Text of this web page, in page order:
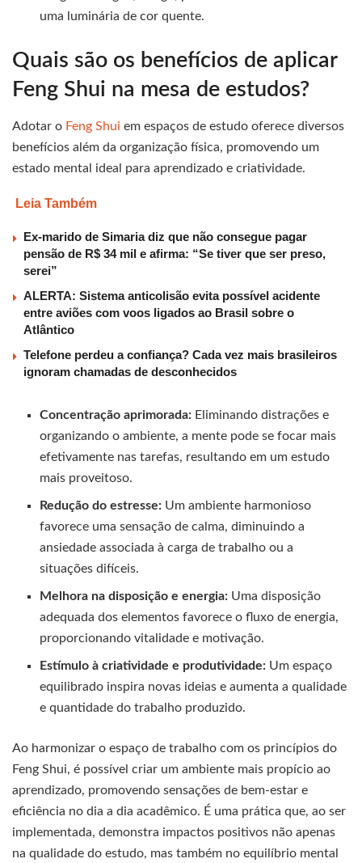
uma luminária de cor quente.
Quais são os benefícios de aplicar
Feng Shui na mesa de estudos?
Adotar o Feng Shui em espaços de estudo oferece diversos
benefícios além da organização física, promovendo um
estado mental ideal para aprendizado e criatividade.
Leia Também
Ex-marido de Simaria diz que não consegue pagar
pensão de R$ 34 mil e afirma: “Se tiver que ser preso,
serei”
ALERTA: Sistema anticolisão evita possível acidente
entre aviões com voos ligados ao Brasil sobre o
Atlântico
Telefone perdeu a confiança? Cada vez mais brasileiros
ignoram chamadas de desconhecidos
Concentração aprimorada: Eliminando distrações e
organizando o ambiente, a mente pode se focar mais
efetivamente nas tarefas, resultando em um estudo
mais proveitoso.
Redução do estresse: Um ambiente harmonioso
favorece uma sensação de calma, diminuindo a
ansiedade associada à carga de trabalho ou a
situações difíceis.
Melhora na disposição e energia: Uma disposição
adequada dos elementos favorece o fluxo de energia,
proporcionando vitalidade e motivação.
Estímulo à criatividade e produtividade: Um espaço
equilibrado inspira novas ideias e aumenta a qualidade
e quantidade do trabalho produzido.
Ao harmonizar o espaço de trabalho com os princípios do
Feng Shui, é possível criar um ambiente mais propício ao
aprendizado, promovendo sensações de bem-estar e
eficiência no dia a dia acadêmico. É uma prática que, ao ser
implementada, demonstra impactos positivos não apenas
na qualidade do estudo, mas também no equilíbrio mental